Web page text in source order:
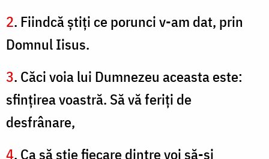
2. Fiindcă ştiţi ce porunci v-am dat, prin
Domnul Iisus.
3. Căci voia lui Dumnezeu aceasta este:
sfinţirea voastră. Să vă feriţi de
desfrânare,
4. Ca să ştie fiecare dintre voi să-şi